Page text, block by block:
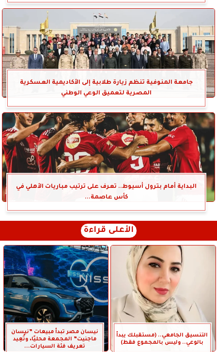
جامعة المنوفية تنظم زيارة طلابية إلى الأكاديمية العسكرية
المصرية لتعميق الوعي الوطني
البداية أمام بترول أسيوط.. تعرف على ترتيب مباريات الأهلي في
كأس عاصمة...
الأعلى قراءة
التنسيق الجامعي.. (مستقبلك يبدأ
بالوعي.. وليس بالمجموع فقط)
نيسان مصر تبدأ مبيعات ”نيسان
ماجنيت” المجمعة محليًا، وتُعِيد
تعريف فئة السيارات...